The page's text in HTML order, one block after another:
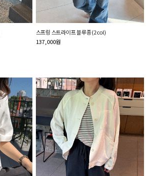
스프링 스트라이프 블루종 (2col)
137,000원